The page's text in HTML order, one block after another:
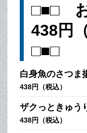
□■□ お
438円
□■□
白身魚のさつま
438円（税込）
ザクっときゅう
438円（税込）